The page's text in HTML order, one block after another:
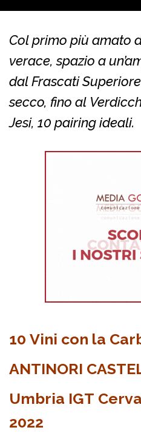
Col primo più amato
verace, spazio a
dal Frascati
secco, fino al
Jesi, 10 pairing ideali.
10 Vini con la
ANTINORI
Umbria IGT
2022